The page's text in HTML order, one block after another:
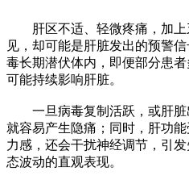
肝区不适、轻微疼痛，加上
见，却可能是肝脏发出的预警
毒长期潜伏体内，即便部分患
可能持续影响肝脏。
一旦病毒复制活跃，或肝脏
就容易产生隐痛；同时，肝功
力感，还会干扰神经调节，引
态波动的直观表现。